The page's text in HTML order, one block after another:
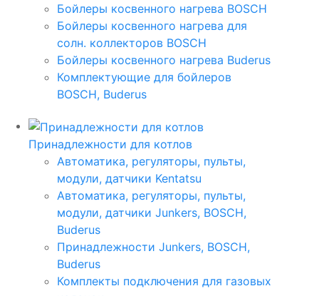
Бойлеры косвенного нагрева BOSCH
Бойлеры косвенного нагрева для
солн. коллекторов BOSCH
Бойлеры косвенного нагрева Buderus
Комплектующие для бойлеров
BOSCH, Buderus
Принадлежности для котлов
Автоматика, регуляторы, пульты,
модули, датчики Kentatsu
Автоматика, регуляторы, пульты,
модули, датчики Junkers, BOSCH,
Buderus
Принадлежности Junkers, BOSCH,
Buderus
Комплекты подключения для газовых